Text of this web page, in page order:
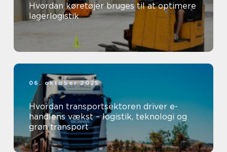
Hvordan køretøjer bruges til at optimere
lagerlogistik
06. oktober 2025
Hvordan transportsektoren driver e-
handlens vækst – logistik, teknologi og
grøn transport